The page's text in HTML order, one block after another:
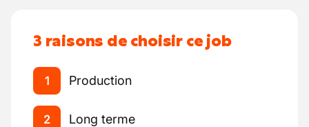
3 raisons de choisir ce job
1 Production
2 Long terme